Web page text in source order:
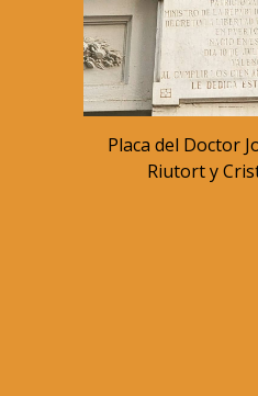
Placa del Doctor
Riutort y